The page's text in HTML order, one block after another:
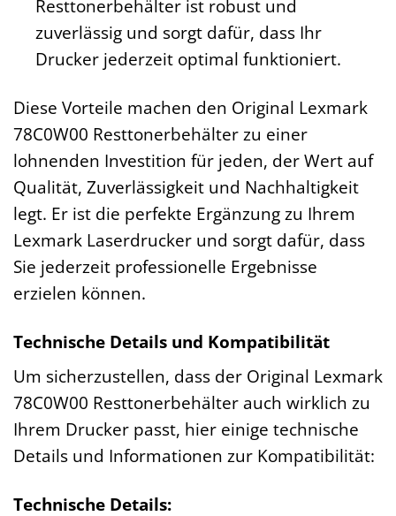
Resttonerbehälter ist robust und
zuverlässig und sorgt dafür, dass Ihr
Drucker jederzeit optimal funktioniert.
Diese Vorteile machen den Original Lexmark
78C0W00 Resttonerbehälter zu einer
lohnenden Investition für jeden, der Wert auf
Qualität, Zuverlässigkeit und Nachhaltigkeit
legt. Er ist die perfekte Ergänzung zu Ihrem
Lexmark Laserdrucker und sorgt dafür, dass
Sie jederzeit professionelle Ergebnisse
erzielen können.
Technische Details und Kompatibilität
Um sicherzustellen, dass der Original Lexmark
78C0W00 Resttonerbehälter auch wirklich zu
Ihrem Drucker passt, hier einige technische
Details und Informationen zur Kompatibilität:
Technische Details: